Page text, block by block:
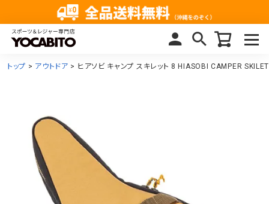
トップ アウトドア ヒアソビ キャンプ スキレット 8 HIASOBI CAMPER